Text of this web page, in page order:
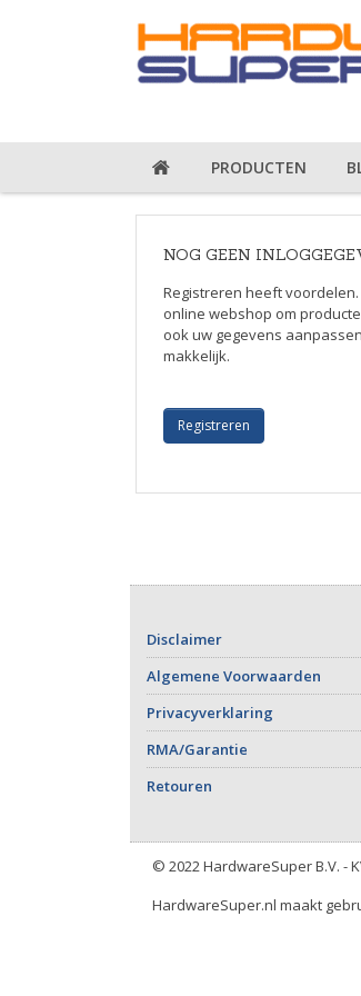
PRODUCTEN
NOG GEEN
Registreren heeft
online webshop om
ook uw gegevens
makkelijk.
Disclaimer
Algemene Voorwaarden
Privacyverklaring
RMA/Garantie
Retouren
© 2022 HardwareSuper B.V. -
HardwareSuper.nl maakt